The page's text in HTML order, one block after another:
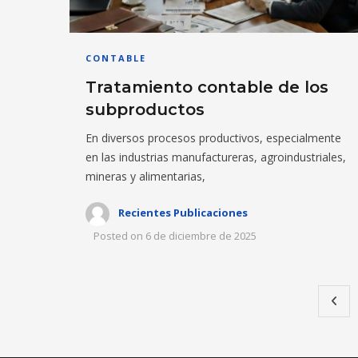
CONTABLE
Tratamiento contable de los
subproductos
En diversos procesos productivos, especialmente
en las industrias manufactureras, agroindustriales,
mineras y alimentarias,
Recientes Publicaciones
Posted on 6 de diciembre de 2025